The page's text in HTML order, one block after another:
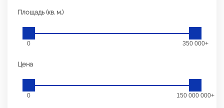
Площадь (кв. м.)
0 350 000+
Цена
0 150 000 000+